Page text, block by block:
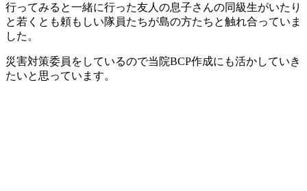
行ってみると一緒に行った友人の息子さんの同級生がいたり
と若くとも頼もしい隊員たちが島の方たちと触れ合っていま
した。
災害対策委員をしているので当院BCP作成にも活かしていき
たいと思っています。